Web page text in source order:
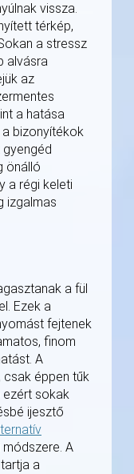
vissza.
térkép,
a stressz
alvásra
az
a hatása
bizonyítékok
önálló
a régi keleti
izgalmas
a fül
Ezek a
fejtenek
finom
A
csak éppen tűk
ezért sokak
ijesztő
módszere. A
a